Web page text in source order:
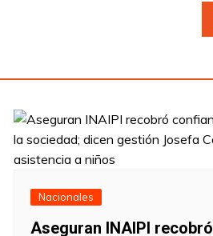
Nacionales
Aseguran INAIPI recobró